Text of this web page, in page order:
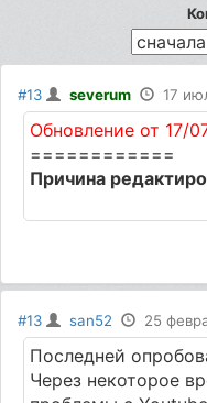
#13 severum 17
Обновление от 17/
============
Причина
#13 san52 25
Последней
Через некоторое